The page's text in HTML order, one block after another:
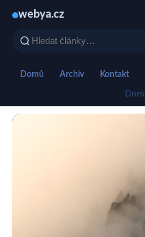
webya.cz
Domů Archiv Kontakt